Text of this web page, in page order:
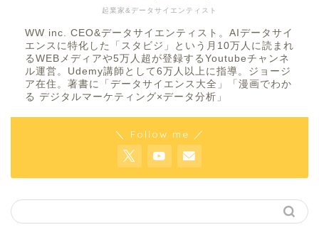
起業家&データサイエンティスト
WW inc. CEO&データサイエンティスト。AIデータサイ
エンスに特化した「スタビジ」という月10万人に読まれ
るWEBメディアや5万人超が登録するYoutubeチャンネ
ル運営。Udemy講師として6万人以上に指導。ジョージ
ア在住。著書に「データサイエンス大全」「漫画でわか
る デジタルマーケティング×データ分析」
＼ Follow me ／